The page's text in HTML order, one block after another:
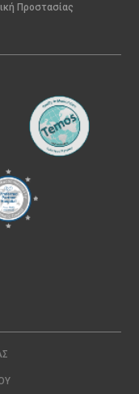
Προστασίας